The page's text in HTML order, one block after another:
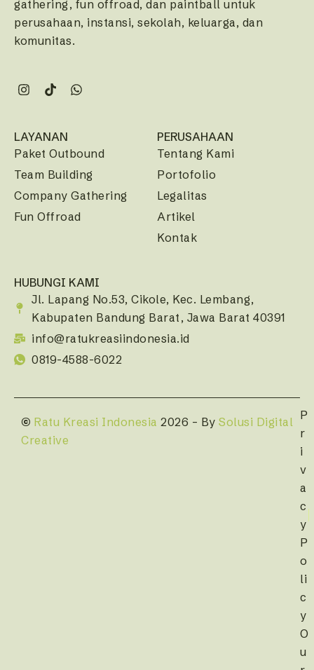
gathering, fun offroad, dan paintball untuk
perusahaan, instansi, sekolah, keluarga, dan
komunitas.
LAYANAN
Paket Outbound
Team Building
Company Gathering
Fun Offroad
PERUSAHAAN
Tentang Kami
Portofolio
Legalitas
Artikel
Kontak
HUBUNGI KAMI
Jl. Lapang No.53, Cikole, Kec. Lembang,
Kabupaten Bandung Barat, Jawa Barat 40391
info@ratukreasiindonesia.id
0819-4588-6022
© Ratu Kreasi Indonesia 2026 – By Solusi Digital
Creative
P
r
i
v
a
c
y
P
o
li
c
y
O
u